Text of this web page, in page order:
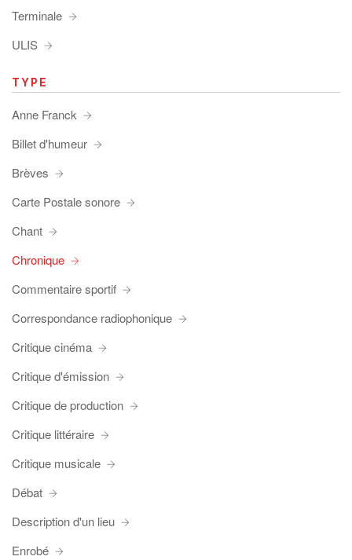
Terminale
ULIS
TYPE
Anne Franck
Billet d'humeur
Brèves
Carte Postale sonore
Chant
Chronique
Commentaire sportif
Correspondance radiophonique
Critique cinéma
Critique d'émission
Critique de production
Critique littéraire
Critique musicale
Débat
Description d'un lieu
Enrobé